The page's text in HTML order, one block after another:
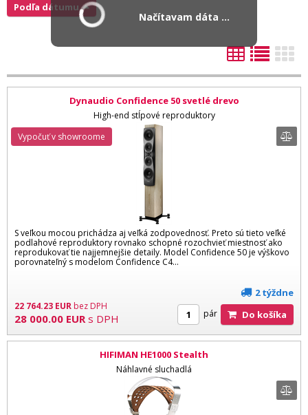
Podľa dátumu
Dynaudio Confidence 50 svetlé drevo
High-end stĺpové reproduktory
S veľkou mocou prichádza aj veľká zodpovednosť. Preto sú tieto veľké
podlahové reproduktory rovnako schopné rozochvieť miestnosť ako
reprodukovať tie najjemnejšie detaily. Model Confidence 50 je výškovo
porovnateľný s modelom Confidence C4...
22 764.23 EURbez DPH
28 000.00 EUR s DPH
Vypočuť v showroome
2 týždne
pár Do košíka
HIFIMAN HE1000 Stealth
Náhlavné sluchadlá
Načítavam dáta ...